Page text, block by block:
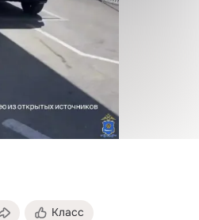
средством); ч. 3 ст.
подложными номерами) — 2
Класс